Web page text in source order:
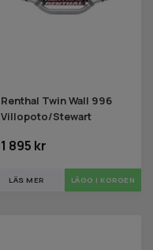
Renthal Twin Wall 996
Villopoto/Stewart
1 895 kr
LÄS MER LÄGG I KORGEN